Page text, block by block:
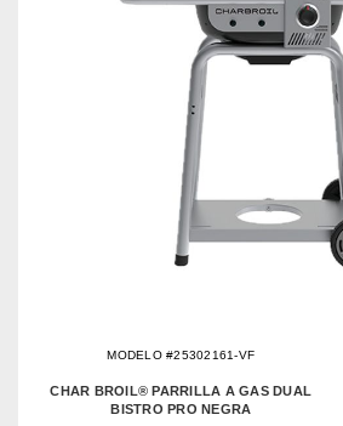
MODELO #25302161-VF
CHAR BROIL® PARRILLA A GAS DUAL
BISTRO PRO NEGRA